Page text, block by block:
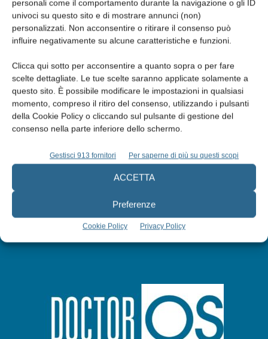
personali come il comportamento durante la navigazione o gli ID
univoci su questo sito e di mostrare annunci (non)
personalizzati. Non acconsentire o ritirare il consenso può
influire negativamente su alcune caratteristiche e funzioni.
Clicca qui sotto per acconsentire a quanto sopra o per fare
scelte dettagliate. Le tue scelte saranno applicate solamente a
questo sito. È possibile modificare le impostazioni in qualsiasi
momento, compreso il ritiro del consenso, utilizzando i pulsanti
della Cookie Policy o cliccando sul pulsante di gestione del
consenso nella parte inferiore dello schermo.
Gestisci 913 fornitori Per saperne di più su questi scopi
ACCETTA
Preferenze
Cookie Policy Privacy Policy
Edicola web